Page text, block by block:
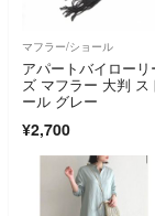
マフラー/ショール
アパートバイローリ
ズ マフラー 大判 ス
ール グレー
¥2,700